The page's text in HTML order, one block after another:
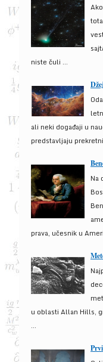
niste čuli ...
ali neki događaji u
predstavljaju
Na
prava, učesnik u
u oblasti Allan Hills,
...